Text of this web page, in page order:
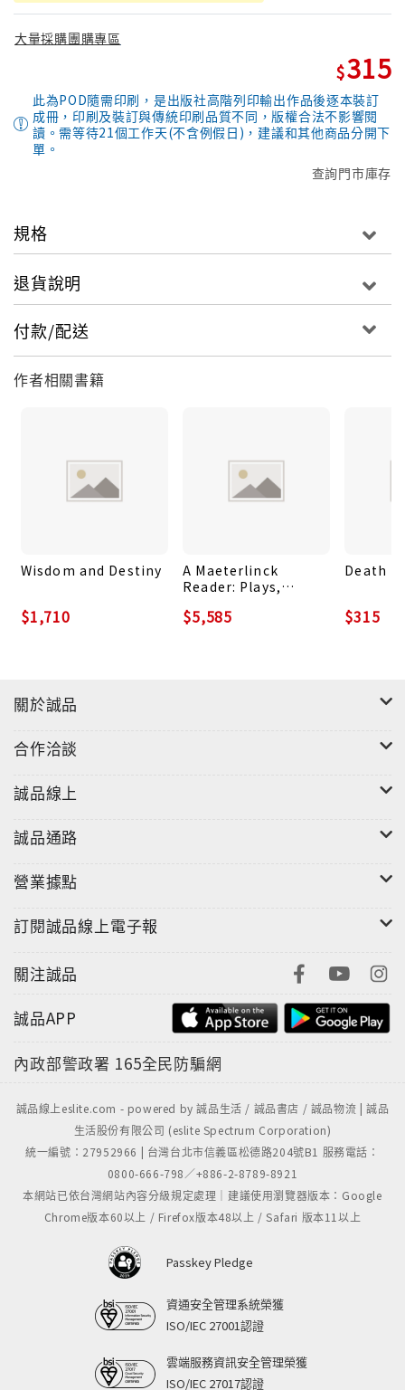
大量採購團購專區
315
此為POD隨需印刷，是出版社高階列印輸出作品後逐本裝訂
成冊，印刷及裝訂與傳統印刷品質不同，版權合法不影響閱
讀。需等待21個工作天(不含例假日)，建議和其他商品分開下
單。
查詢門市庫存
規格
退貨說明
付款/配送
作者相關書籍
Wisdom and Destiny
$1,710
A Maeterlinck
Reader: Plays,
Fiction, Aphorisms,
$5,585
Death
$315
關於誠品
合作洽談
誠品線上
誠品通路
營業據點
訂閱誠品線上電子報
關注誠品
誠品APP
內政部警政署 165全民防騙網
誠品線上eslite.com - powered by 誠品生活 / 誠品書店 / 誠品物流 | 誠品
生活股份有限公司 (eslite Spectrum Corporation)
統一編號：27952966 | 台灣台北市信義區松德路204號B1 服務電話：
0800-666-798／+886-2-8789-8921
本網站已依台灣網站內容分級規定處理｜建議使用瀏覽器版本：Google
Chrome版本60以上 / Firefox版本48以上 / Safari 版本11以上
Passkey Pledge
資通安全管理系統榮獲
ISO/IEC 27001認證
雲端服務資訊安全管理榮獲
ISO/IEC 27017認證